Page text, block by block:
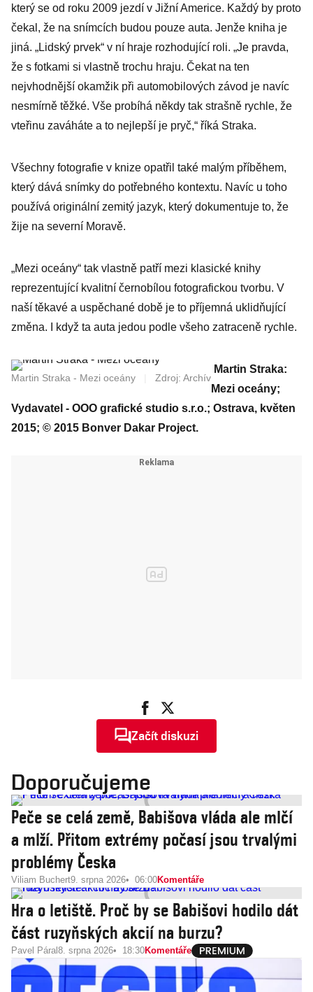
který se od roku 2009 jezdí v Jižní Americe. Každý by proto
čekal, že na snímcích budou pouze auta. Jenže kniha je
jiná. „Lidský prvek“ v ní hraje rozhodující roli. „Je pravda,
že s fotkami si vlastně trochu hraju. Čekat na ten
nejvhodnější okamžik při automobilových závod je navíc
nesmírně těžké. Vše probíhá někdy tak strašně rychle, že
vteřinu zaváháte a to nejlepší je pryč,“ říká Straka.
Všechny fotografie v knize opatřil také malým příběhem,
který dává snímky do potřebného kontextu. Navíc u toho
používá originální zemitý jazyk, který dokumentuje to, že
žije na severní Moravě.
„Mezi oceány“ tak vlastně patří mezi klasické knihy
reprezentující kvalitní černobílou fotografickou tvorbu. V
naší těkavé a uspěchané době je to příjemná uklidňující
změna. I když ta auta jedou podle všeho zatraceně rychle.
Martin Straka - Mezi oceány Zdroj: Archív
Martin Straka:
Mezi oceány;
Vydavatel - OOO grafické studio s.r.o.; Ostrava, květen
2015; © 2015 Bonver Dakar Project.
Začít diskuzi
Doporučujeme
Peče se celá země, Babišova vláda ale mlčí
a mlží. Přitom extrémy počasí jsou trvalými
problémy Česka
Viliam Buchert9. srpna 2026 06:00Komentáře
Hra o letiště. Proč by se Babišovi hodilo dát
část ruzyňských akcií na burzu?
Pavel Páral 8. srpna 2026 18:30Komentáře